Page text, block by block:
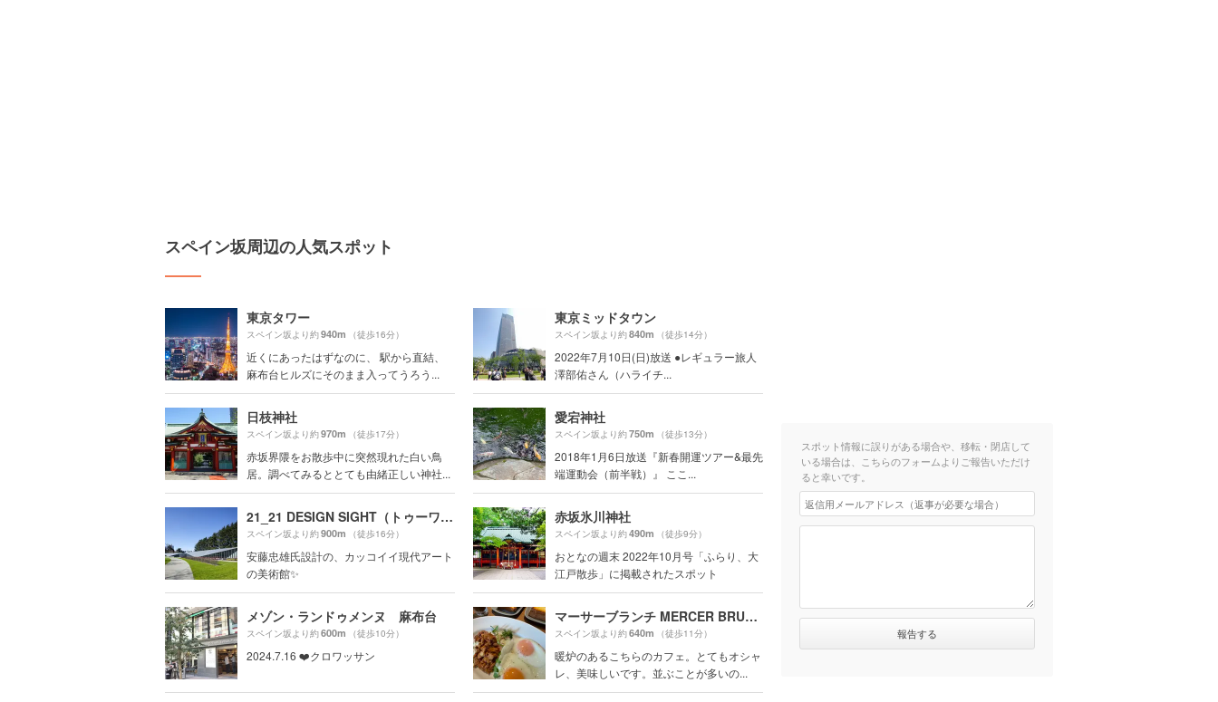
スペイン坂周辺の人気スポット
東京タワー
スペイン坂より約940m （徒歩16分）
近くにあったはずなのに、 駅から直結、
麻布台ヒルズにそのまま入ってうろう...
東京ミッドタウン
スペイン坂より約840m （徒歩14分）
2022年7月10日(日)放送 ●レギュラー旅人
澤部佑さん（ハライチ...
日枝神社
スペイン坂より約970m （徒歩17分）
赤坂界隈をお散歩中に突然現れた白い鳥
居。調べてみるととても由緒正しい神社...
愛宕神社
スペイン坂より約750m （徒歩13分）
2018年1月6日放送『新春開運ツアー&最先
端運動会（前半戦）』 ここ...
21_21 DESIGN SIGHT（トゥーワン・トゥーワン・デザインサイト）
スペイン坂より約900m （徒歩16分）
安藤忠雄氏設計の、カッコイイ現代アート
の美術館✨
赤坂氷川神社
スペイン坂より約490m （徒歩9分）
おとなの週末 2022年10月号「ふらり、大
江戸散歩」に掲載されたスポット
メゾン・ランドゥメンヌ 麻布台
スペイン坂より約600m （徒歩10分）
2024.7.16 ❤️クロワッサン
マーサーブランチ MERCER BRUNCH
スペイン坂より約640m （徒歩11分）
暖炉のあるこちらのカフェ。とてもオシャ
レ、美味しいです。並ぶことが多いの...
スポット情報に誤りがある場合や、移転・閉店して
いる場合は、こちらのフォームよりご報告いただけ
ると幸いです。